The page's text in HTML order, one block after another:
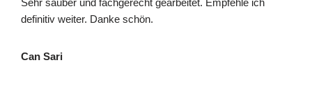
definitiv weiter. Danke schön.
Can Sari